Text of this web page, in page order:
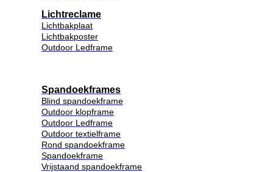
Lichtreclame
Lichtbakplaat
Lichtbakposter
Outdoor Ledframe
Spandoekframes
Blind spandoekframe
Outdoor klopframe
Outdoor Ledframe
Outdoor textielframe
Rond spandoekframe
Spandoekframe
Vrijstaand spandoekframe